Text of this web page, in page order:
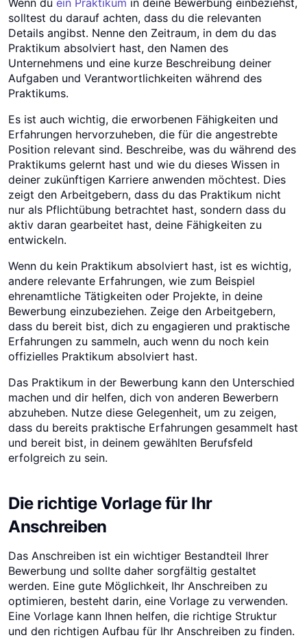
Wenn du ein Praktikum in deine Bewerbung einbeziehst,
solltest du darauf achten, dass du die relevanten
Details angibst. Nenne den Zeitraum, in dem du das
Praktikum absolviert hast, den Namen des
Unternehmens und eine kurze Beschreibung deiner
Aufgaben und Verantwortlichkeiten während des
Praktikums.
Es ist auch wichtig, die erworbenen Fähigkeiten und
Erfahrungen hervorzuheben, die für die angestrebte
Position relevant sind. Beschreibe, was du während des
Praktikums gelernt hast und wie du dieses Wissen in
deiner zukünftigen Karriere anwenden möchtest. Dies
zeigt den Arbeitgebern, dass du das Praktikum nicht
nur als Pflichtübung betrachtet hast, sondern dass du
aktiv daran gearbeitet hast, deine Fähigkeiten zu
entwickeln.
Wenn du kein Praktikum absolviert hast, ist es wichtig,
andere relevante Erfahrungen, wie zum Beispiel
ehrenamtliche Tätigkeiten oder Projekte, in deine
Bewerbung einzubeziehen. Zeige den Arbeitgebern,
dass du bereit bist, dich zu engagieren und praktische
Erfahrungen zu sammeln, auch wenn du noch kein
offizielles Praktikum absolviert hast.
Das Praktikum in der Bewerbung kann den Unterschied
machen und dir helfen, dich von anderen Bewerbern
abzuheben. Nutze diese Gelegenheit, um zu zeigen,
dass du bereits praktische Erfahrungen gesammelt hast
und bereit bist, in deinem gewählten Berufsfeld
erfolgreich zu sein.
Die richtige Vorlage für Ihr
Anschreiben
Das Anschreiben ist ein wichtiger Bestandteil Ihrer
Bewerbung und sollte daher sorgfältig gestaltet
werden. Eine gute Möglichkeit, Ihr Anschreiben zu
optimieren, besteht darin, eine Vorlage zu verwenden.
Eine Vorlage kann Ihnen helfen, die richtige Struktur
und den richtigen Aufbau für Ihr Anschreiben zu finden.